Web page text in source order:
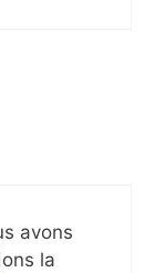
avons
la